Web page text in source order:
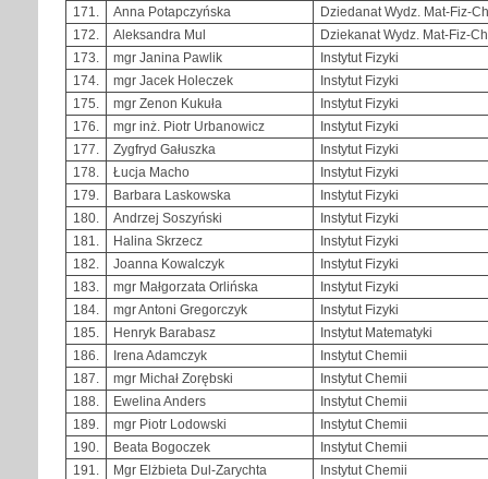
171.
Anna Potapczyńska
Dziedanat Wydz. Mat-Fiz-
172.
Aleksandra Mul
Dziekanat Wydz. Mat-Fiz-
173.
mgr Janina Pawlik
Instytut Fizyki
174.
mgr Jacek Holeczek
Instytut Fizyki
175.
mgr Zenon Kukuła
Instytut Fizyki
176.
mgr inż. Piotr Urbanowicz
Instytut Fizyki
177.
Zygfryd Gałuszka
Instytut Fizyki
178.
Łucja Macho
Instytut Fizyki
179.
Barbara Laskowska
Instytut Fizyki
180.
Andrzej Soszyński
Instytut Fizyki
181.
Halina Skrzecz
Instytut Fizyki
182.
Joanna Kowalczyk
Instytut Fizyki
183.
mgr Małgorzata Orlińska
Instytut Fizyki
184.
mgr Antoni Gregorczyk
Instytut Fizyki
185.
Henryk Barabasz
Instytut Matematyki
186.
Irena Adamczyk
Instytut Chemii
187.
mgr Michał Zorębski
Instytut Chemii
188.
Ewelina Anders
Instytut Chemii
189.
mgr Piotr Lodowski
Instytut Chemii
190.
Beata Bogoczek
Instytut Chemii
191.
Mgr Elżbieta Dul-Zarychta
Instytut Chemii